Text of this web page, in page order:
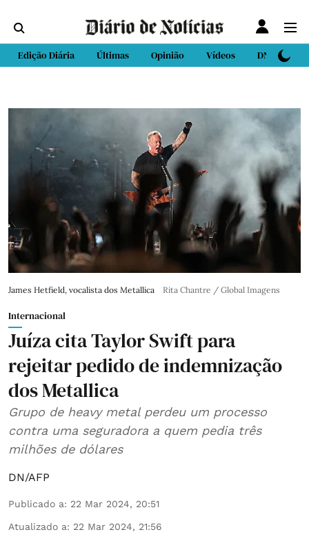
Edição Diária Últimas Opinião Vídeos DN Sport
James Hetfield, vocalista dos Metallica Rita Chantre / Global Imagens
Internacional
Juíza cita Taylor Swift para
rejeitar pedido de indemnização
dos Metallica
Grupo de heavy metal perdeu um processo
contra uma seguradora a quem pedia três
milhões de dólares
DN/AFP
Publicado a: 22 Mar 2024, 20:51
Atualizado a: 22 Mar 2024, 21:56